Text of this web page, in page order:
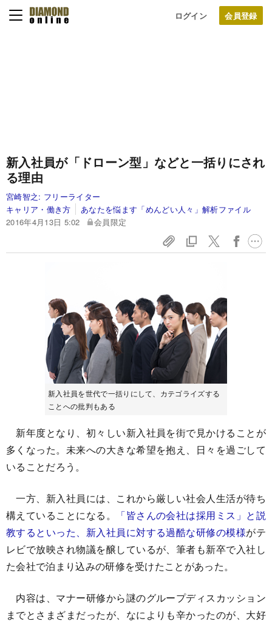
ログイン
新入社員が「ドローン型」などと一括りにされ
る理由
宮崎智之: フリーライター
キャリア・働き方
あなたを悩ます「めんどい人々」解析ファイル
2016年4月13日 5:02
会員限定
新入社員を世代で一括りにして、カテゴライズする
ことへの批判もある
新年度となり、初々しい新入社員を街で見かけることが
多くなった。未来への大きな希望を抱え、日々を過ごして
いることだろう。
一方、新入社員には、これから厳しい社会人生活が待ち
構えていることになる。
「皆さんの会社は採用ミス」と説
教するといった、新入社員に対する過酷な研修の模様がテ
レビで放映され物議を醸しているが、筆者も新卒で入社し
た会社で泊まり込みの研修を受けたことがあった。
内容は、マナー研修から謎のグループディスカッション
までとさまざまだったが、なによりも辛かったのが、大好